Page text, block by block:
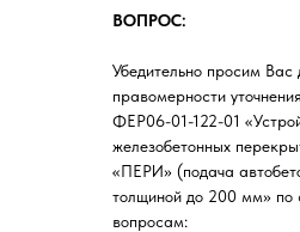
ВОПРОС:
Убедительно просим Вас
правомерности
ФЕР06-01-122-01
железобетонных
«ПЕРИ» (подача
толщиной до 200 мм» по
вопросам: